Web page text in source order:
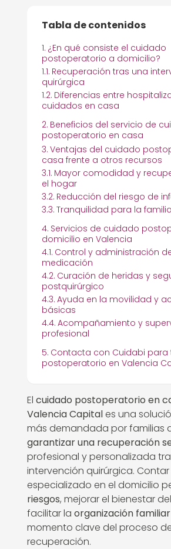
Tabla de contenidos
¿En qué consiste el cuidado
postoperatorio a domicilio?
Recuperación tras una
quirúrgica
Diferencias entre
cuidados en casa
Beneficios del servicio de
postoperatorio en casa
Ventajas del cuidado
casa frente a otros recursos
Mayor comodidad y
el hogar
Reducción del riesgo de
Tranquilidad para la familia
Servicios de cuidado
domicilio en Valencia
Control y administración
medicación
Curación de heridas y
postquirúrgico
Ayuda en la movilidad y
básicas
Acompañamiento y
profesional
Contacta con Cuidabi para
postoperatorio en Valencia
El cuidado postoperatorio en
Valencia Capitales una
más demandada por familias
garantizar una recuperación
profesional y personalizada
intervención quirúrgica.
especializado en el domicilio
riesgos, mejorar el bienestar
facilitar la organización familiar
momento clave del proceso
recuperación.